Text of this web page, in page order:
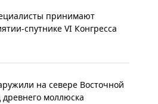
принимают
спутнике VI Конгресса
на севере Восточной
моллюска